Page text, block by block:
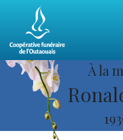
À la